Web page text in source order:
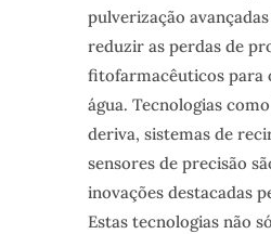
pulverização
reduzir as perdas de
fitofarmacêuticos para
água. Tecnologias
deriva, sistemas de
sensores de precisão
inovações destacadas
Estas tecnologias não